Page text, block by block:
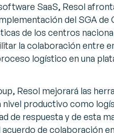
SaaS, Resol
del SGA de
de los centros
la colaboración entre
logístico en una
Resol mejorará las
productivo como
de respuesta y de esta
acuerdo de colaboración